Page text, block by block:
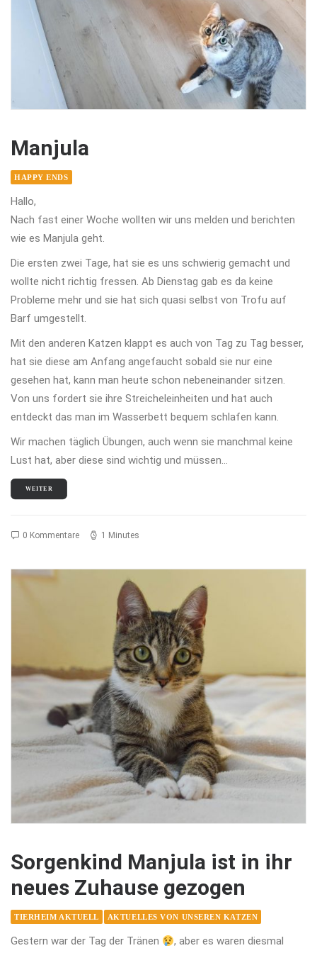
Manjula
HAPPY ENDS
Hallo,
Nach fast einer Woche wollten wir uns melden und berichten
wie es Manjula geht.
Die ersten zwei Tage, hat sie es uns schwierig gemacht und
wollte nicht richtig fressen. Ab Dienstag gab es da keine
Probleme mehr und sie hat sich quasi selbst von Trofu auf
Barf umgestellt.
Mit den anderen Katzen klappt es auch von Tag zu Tag besser,
hat sie diese am Anfang angefaucht sobald sie nur eine
gesehen hat, kann man heute schon nebeneinander sitzen.
Von uns fordert sie ihre Streicheleinheiten und hat auch
entdeckt das man im Wasserbett bequem schlafen kann.
Wir machen täglich Übungen, auch wenn sie manchmal keine
Lust hat, aber diese sind wichtig und müssen…
WEITER
0 Kommentare 1 Minutes
Sorgenkind Manjula ist in ihr
neues Zuhause gezogen
TIERHEIM AKTUELL AKTUELLES VON UNSEREN KATZEN
Gestern war der Tag der Tränen , aber es waren diesmal